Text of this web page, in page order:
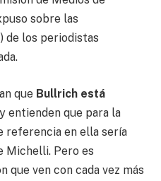
sobre las
de los periodistas
que Bullrich está
y entienden que para la
referencia en ella sería
Pero es
que ven con cada vez más